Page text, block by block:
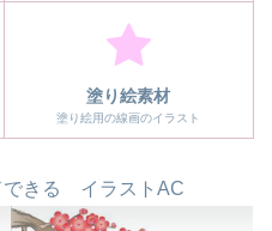
塗り絵素材
塗り絵用の線画のイラスト
できる イラストAC